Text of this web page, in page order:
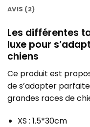
AVIS (2)
Les différentes
luxe pour
chiens
Ce produit est
de s’adapter
grandes races de
XS : 1.5*30cm